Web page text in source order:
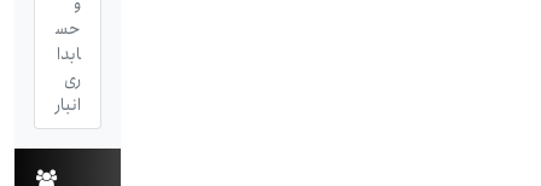
حس
ابدا
ری
انبار